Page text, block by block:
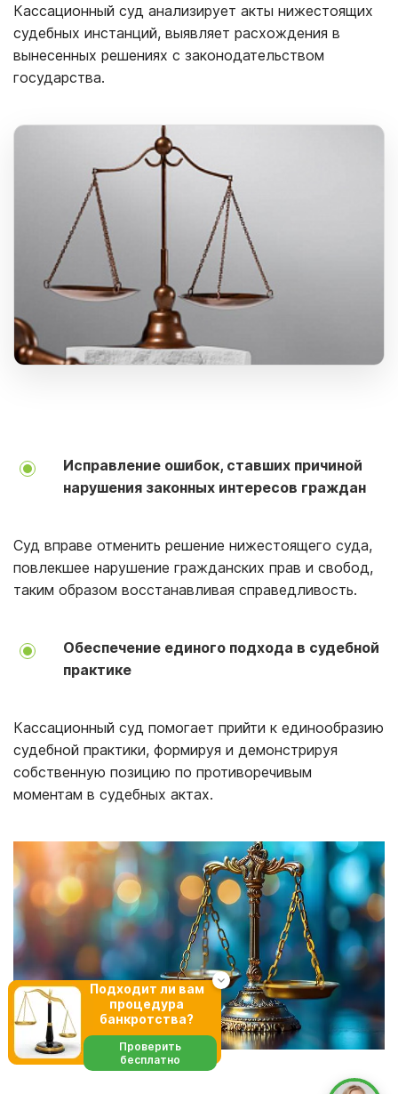
Кассационный суд анализирует акты нижестоящих
судебных инстанций, выявляет расхождения в
вынесенных решениях с законодательством
государства.
Исправление ошибок, ставших причиной
нарушения законных интересов граждан
Суд вправе отменить решение нижестоящего суда,
повлекшее нарушение гражданских прав и свобод,
таким образом восстанавливая справедливость.
Обеспечение единого подхода в судебной
практике
Кассационный суд помогает прийти к единообразию
судебной практики, формируя и демонстрируя
собственную позицию по противоречивым
моментам в судебных актах.
Подходит ли вам
процедура
банкротства?
Проверить
бесплатно